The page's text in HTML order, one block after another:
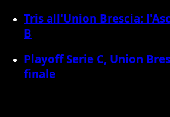
Tris all'Union Brescia:
B
Playoff Serie C, Union
finale